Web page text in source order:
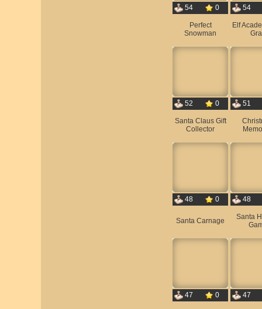
54 0
Perfect
Snowman
54
Elf
52 0
Santa Claus Gift
Collector
51
48 0
Santa Carnage
48
Santa
47 0 47